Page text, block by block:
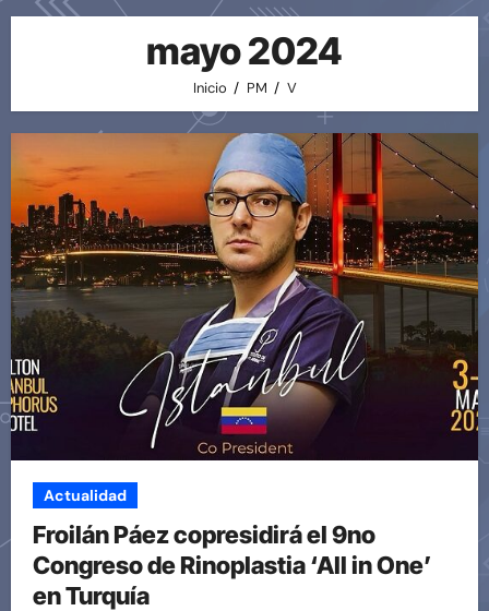
mayo 2024
Inicio PM V
Actualidad
Froilán Páez copresidirá el 9no
Congreso de Rinoplastia ‘All in One’
en Turquía